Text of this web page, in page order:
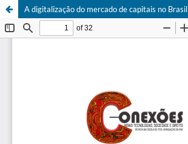
A digitalização do mercado de capitais no Brasil